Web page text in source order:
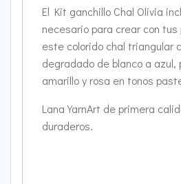
El Kit ganchillo Chal Olivia
necesario para crear con tus
este colorido chal triangular
degradado de blanco a azul,
amarillo y rosa en tonos
Lana YarnArt de primera
duraderos.